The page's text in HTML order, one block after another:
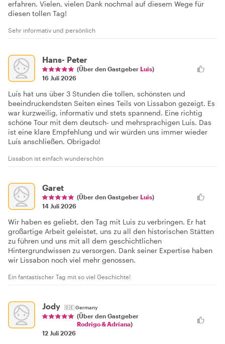
erfahren. Vielen, vielen Dank nochmal auf diesem Wege für
diesen tollen Tag!
Sehr informativ und persönlich
Hans- Peter
(Über den Gastgeber Luis)
16 Juli 2026
Luís hat uns über 3 Stunden die tollen, schönsten und
beeindruckendsten Seiten eines Teils von Lissabon gezeigt. Es
war kurzweilig, informativ und stets spannend. Eine richtig
schöne Tour mit dem deutsch- und mehrsprachigen Luís. Das
ist eine klare Empfehlung und wir würden uns immer wieder
Luís anschließen. Obrigado!
Lissabon ist einfach wunderschön
Garet
(Über den Gastgeber Luis)
14 Juli 2026
Wir haben es geliebt, den Tag mit Luis zu verbringen. Er hat
großartige Arbeit geleistet, uns zu all den historischen Stätten
zu führen und uns mit all dem geschichtlichen
Hintergrundwissen zu versorgen. Dank seiner Expertise haben
wir Lissabon noch viel mehr genossen.
Ein fantastischer Tag mit so viel Geschichte!
Jody 🇩🇪Germany
(Über den Gastgeber
Rodrigo & Adriana)
12 Juli 2026